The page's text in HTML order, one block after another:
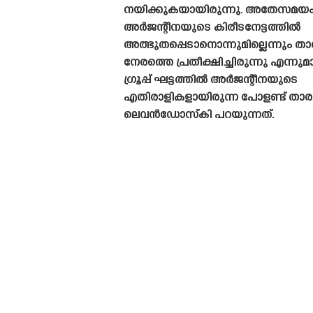
നയിക്കുകയായിരുന്നു.
അർജന്റീനയുടെ കിരീടനേട്ടത്തിൽ
അത്ഭുതപ്പെടാനൊന്നുമില്ലെന്നും
നേരത്തെ പ്രതീക്ഷിച്ചിരുന്നു
ഗ്രൂപ്പ് ഘട്ടത്തിൽ അർജന്റീനയുടെ
എതിരാളികളായിരുന്ന പോളണ്ട്
ലെവൻഡോസ്‌കി പറയുന്നത്.